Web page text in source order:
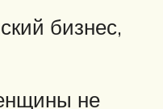
бизнес,
не